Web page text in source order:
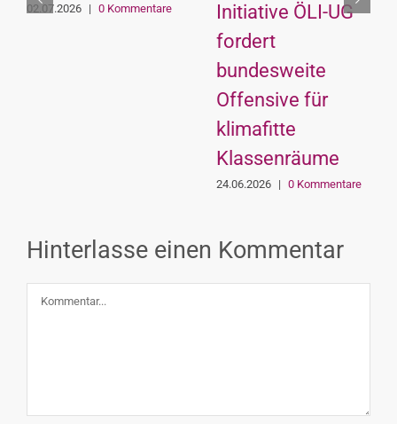
02.07.2026 | 0 Kommentare
Initiative ÖLI-UG
fordert
bundesweite
Offensive für
klimafitte
Klassenräume
24.06.2026 | 0 Kommentare
Hinterlasse einen Kommentar
Kommentar